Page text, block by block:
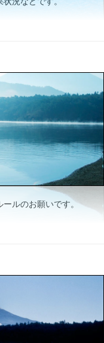
ールのお願いです。